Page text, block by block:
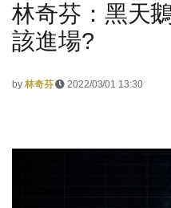
林奇芬：黑天
該進場?
by 林奇芬 2022/03/01 13:30